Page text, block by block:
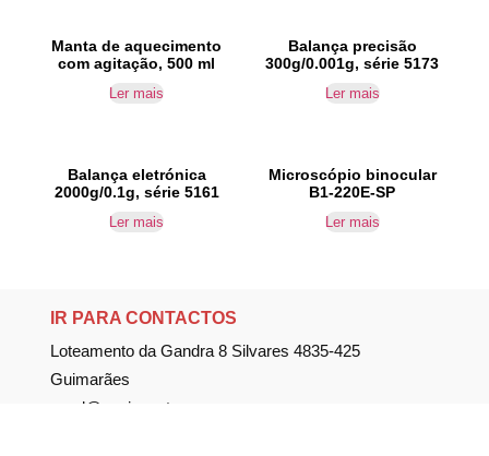
Manta de aquecimento
com agitação, 500 ml
Ler mais
Balança precisão
300g/0.001g, série 5173
Ler mais
Balança eletrónica
2000g/0.1g, série 5161
Ler mais
Microscópio binocular
B1-220E-SP
Ler mais
IR PARA CONTACTOS
Loteamento da Gandra 8 Silvares 4835-425
Guimarães
geral@equipar.pt